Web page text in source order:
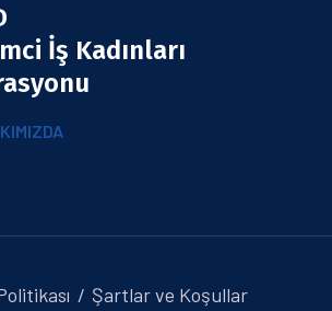
İş Kadınları
Şartlar ve Koşullar